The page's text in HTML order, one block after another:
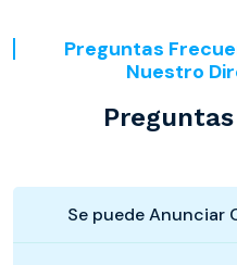
Preguntas
Nuestro
Se puede Anunciar